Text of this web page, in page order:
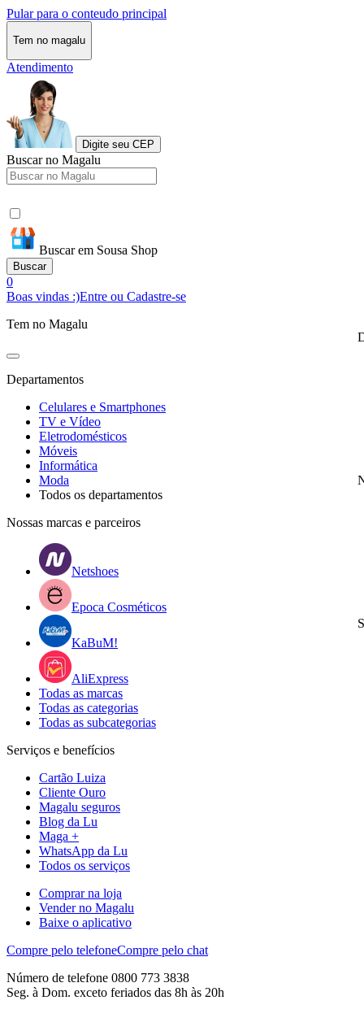
Pular para o conteudo principal
Tem no magalu
Atendimento
Digite seu CEP
Buscar no Magalu
Buscar em Sousa Shop
Buscar
0
Boas vindas :)Entre ou Cadastre-se
Tem no Magalu
Departamentos
Celulares e Smartphones
TV e Vídeo
Eletrodomésticos
Móveis
Informática
Moda
Todos os departamentos
Nossas marcas e parceiros
Netshoes
Epoca Cosméticos
KaBuM!
AliExpress
Todas as marcas
Todas as categorias
Todas as subcategorias
Serviços e benefícios
Cartão Luiza
Cliente Ouro
Magalu seguros
Blog da Lu
Maga +
WhatsApp da Lu
Todos os serviços
Comprar na loja
Vender no Magalu
Baixe o aplicativo
Compre pelo telefoneCompre pelo chat
Número de telefone 0800 773 3838
Seg. à Dom. exceto feriados das 8h às 20h